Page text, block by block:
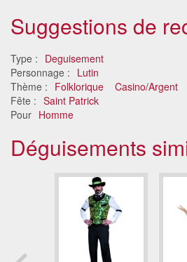
Suggestions de
Type : Deguisement
Personnage : Lutin
Thème : Folklorique
Casino/Argent
Fête : Saint Patrick
Pour Homme
Déguisements